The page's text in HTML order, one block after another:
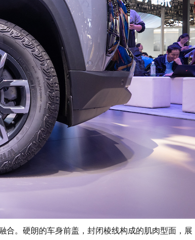
。硬朗的车身前盖，封闭棱线构成的肌肉型面，展